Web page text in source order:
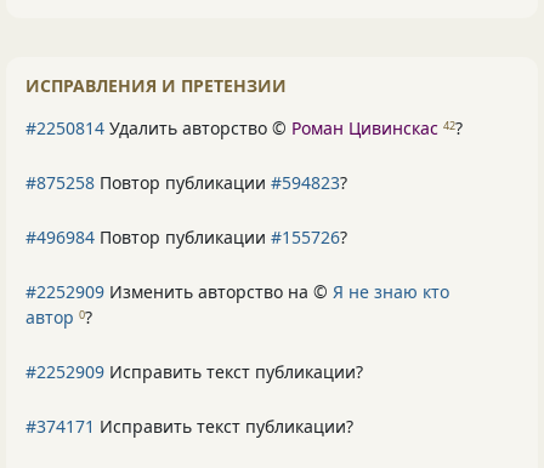
ИСПРАВЛЕНИЯ И ПРЕТЕНЗИИ
#2250814 Удалить авторство © Роман Цивинскас 42?
#875258 Повтор публикации #594823?
#496984 Повтор публикации #155726?
#2252909 Изменить авторство на © Я не знаю кто
автор 0?
#2252909 Исправить текст публикации?
#374171 Исправить текст публикации?